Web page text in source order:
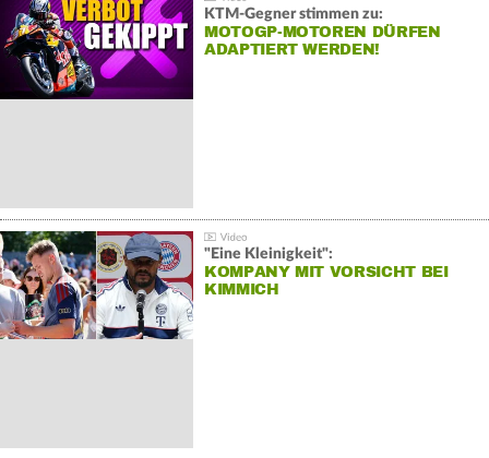
KTM-Gegner stimmen zu:
MOTOGP-MOTOREN DÜRFEN
ADAPTIERT WERDEN!
"Eine Kleinigkeit":
KOMPANY MIT VORSICHT BEI
KIMMICH